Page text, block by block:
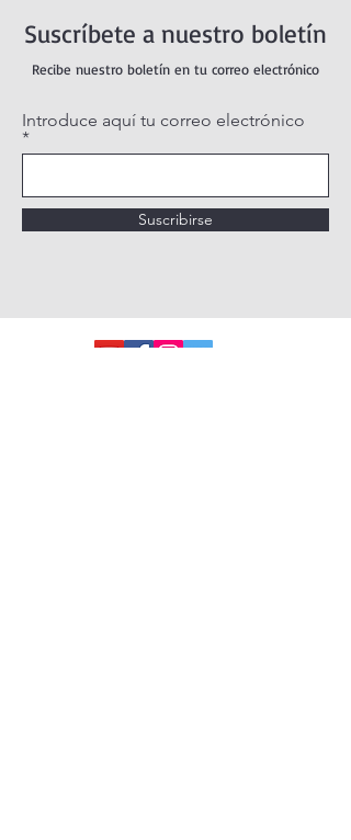
Suscríbete a nuestro boletín
Recibe nuestro boletín en tu correo electrónico
Introduce aquí tu correo electrónico
Suscribirse